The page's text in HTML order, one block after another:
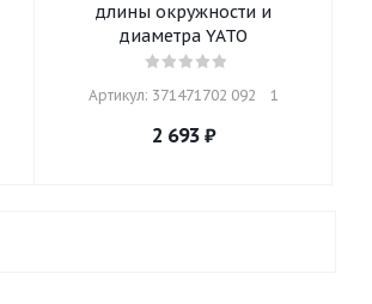
длины окружности и
диаметра YATO
Артикул: 371471702 092    1
2 693 ₽